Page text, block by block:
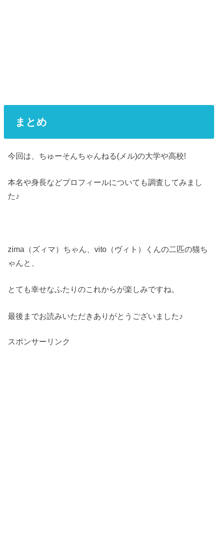
まとめ
今回は、ちゅーそんちゃんねる(メル)の大学や高校!
本名や身長などプロフィールについても調査してみまし
た♪
zima（ズィマ）ちゃん、vito（ヴィト）くんの二匹の猫ち
ゃんと、
とても幸せなふたりのこれからが楽しみですね。
最後までお読みいただきありがとうございました♪
スポンサーリンク